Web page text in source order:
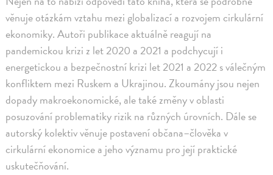
věnuje otázkám vztahu mezi globalizací a rozvojem cirkulární
ekonomiky. Autoři publikace aktuálně reagují na
pandemickou krizi z let 2020 a 2021 a podchycují i
energetickou a bezpečnostní krizi let 2021 a 2022 s válečným
konfliktem mezi Ruskem a Ukrajinou. Zkoumány jsou nejen
dopady makroekonomické, ale také změny v oblasti
posuzování problematiky rizik na různých úrovních. Dále se
autorský kolektiv věnuje postavení občana–člověka v
cirkulární ekonomice a jeho významu pro její praktické
uskutečňování.